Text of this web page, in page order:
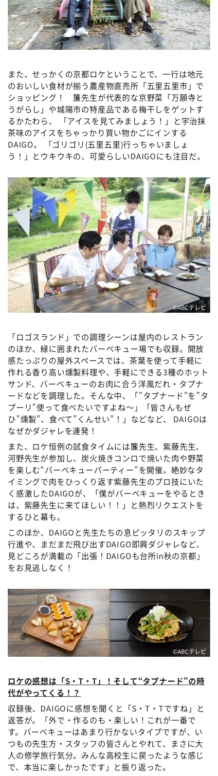
©ABCテレビ
また、せっかくの京都ロケということで、一行は地元
のおいしい食材が揃う農産物直売所「五里五里市」で
ショッピング！ 簾先生が代表的な京野菜「万願寺と
うがらし」や城陽市の特産品である梅干しをゲットす
るかたわら、 「アイスを見てみましょう！」と宇治抹
茶味のアイスをちゃっかり買い物かごにインする
DAIGO。 「ゴリゴリ(五里五里)行っちゃいましょ
う！」とウキウキの、可愛らしいDAIGOにも注目だ。
©ABCテレビ
「ロゴスランド」での調理シーンは屋内のレストラン
のほか、緑に囲まれたバーベキュー場でも収録。開放
感たっぷりの屋外スペースでは、茶葉を使って手軽に
作れる香り高い燻製料理や、手軽にできる3種のホット
サンド、バーベキューのお肉に合う洋風だれ・タプナ
ードなどを調理した。そんな中、「”タプナード”を”タ
プーリ”使って食べたいですよね～」「皆さんもぜ
ひ”燻製”、食べて”くんせい”！」などなど、 DAIGOは
なぜかダジャレを連発！
また、ロケ恒例の試食タイムには簾先生、紫藤先生、
河野先生が参加し、炭火焼きコンロで焼いた肉や野菜
を楽しむ“バーベキューパーティー”を開催。絶妙なタ
イミングで肉をひっくり返す紫藤先生のプロ技にいた
く感激したDAIGOが、「僕がバーベキューをやるとき
は、紫藤先生に来てほしい！！」と熱烈リクエストを
するひと幕も。
このほか、DAIGOと先生たちの息ピッタリのスキップ
行進や、まだまだ飛び出すDAIGO即興ダジャレなど、
見どころが満載の「出張！DAIGOも台所in秋の京都」
をお見逃しなく！
©ABCテレビ
ロケの感想は「S・T・T」！そして“タプナード”の時
代がやってくる！？
収録後、DAIGOに感想を聞くと「S・T・Tですね」と
返答が。「外で・作るのも・楽しい！これが一番で
す。バーベキューはあまり行かないタイプですが、い
つもの先生方・スタッフの皆さんとやれて、まさに大
人の修学旅行気分。みんな高校生に戻ったような感じ
で、本当に楽しかったです」と振り返った。